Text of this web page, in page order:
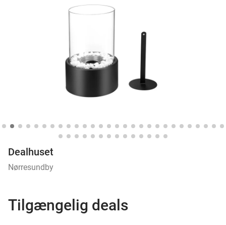
10+ millioner medlemmer
Dealhuset
Nørresundby
Tilgængelig deals